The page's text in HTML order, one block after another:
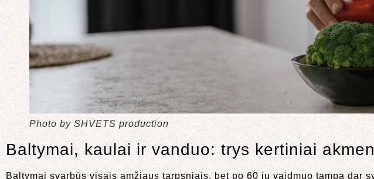
Photo by SHVETS production
Baltymai, kaulai ir vanduo: trys kertiniai
Baltymai svarbūs visais amžiaus tarpsniais, bet po 60 jų vaidmuo tampa dar